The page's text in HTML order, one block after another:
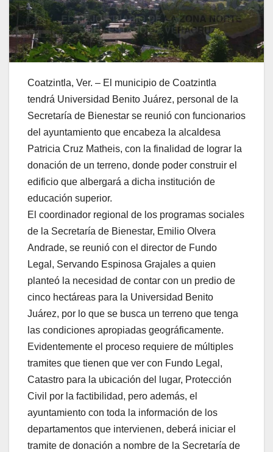
Coatzintla, Ver. – El municipio de Coatzintla
tendrá Universidad Benito Juárez, personal de la
Secretaría de Bienestar se reunió con funcionarios
del ayuntamiento que encabeza la alcaldesa
Patricia Cruz Matheis, con la finalidad de lograr la
donación de un terreno, donde poder construir el
edificio que albergará a dicha institución de
educación superior.
El coordinador regional de los programas sociales
de la Secretaría de Bienestar, Emilio Olvera
Andrade, se reunió con el director de Fundo
Legal, Servando Espinosa Grajales a quien
planteó la necesidad de contar con un predio de
cinco hectáreas para la Universidad Benito
Juárez, por lo que se busca un terreno que tenga
las condiciones apropiadas geográficamente.
Evidentemente el proceso requiere de múltiples
tramites que tienen que ver con Fundo Legal,
Catastro para la ubicación del lugar, Protección
Civil por la factibilidad, pero además, el
ayuntamiento con toda la información de los
departamentos que intervienen, deberá iniciar el
tramite de donación a nombre de la Secretaría de